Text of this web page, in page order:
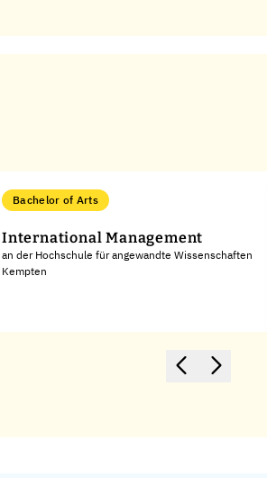
Bachelor of Arts
International Management
an der Hochschule für angewandte Wissenschaften
Kempten